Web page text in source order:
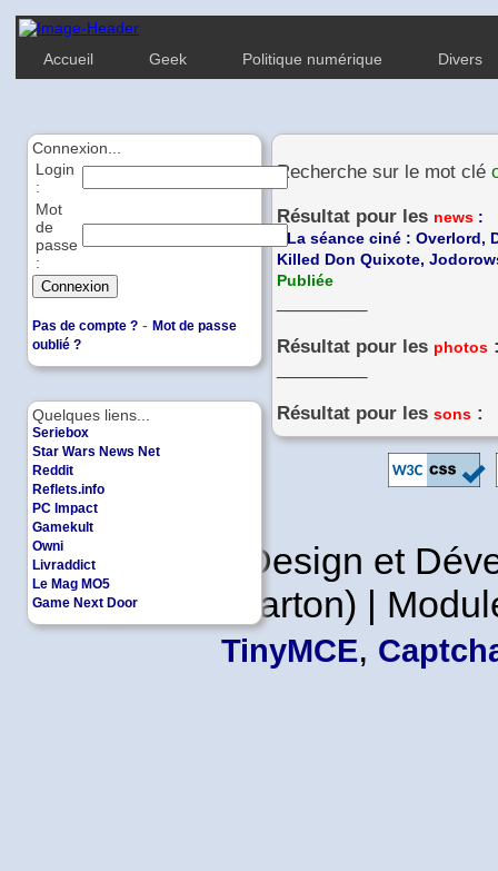
Accueil Geek Politique numérique Divers
Quelques liens...
Seriebox
Star Wars News Net
Reddit
Reflets.info
PC Impact
Gamekult
Owni
Livraddict
Le Mag MO5
Game Next Door
Connexion...
Login
:
Mot
de
passe
:
Pas de compte ? - Mot de passe
oublié ?
Recherche sur le mot clé
Résultat pour les news :
La séance ciné : Overlord,
Killed Don Quixote,
Publiée
Résultat pour les photos
Résultat pour les sons :
Copyleft | Design et
Leader en Carton) |
TinyMCE,